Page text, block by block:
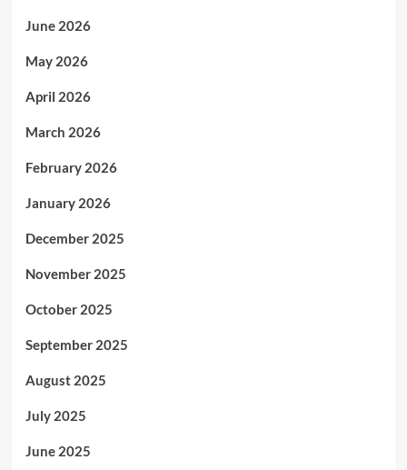
June 2026
May 2026
April 2026
March 2026
February 2026
January 2026
December 2025
November 2025
October 2025
September 2025
August 2025
July 2025
June 2025